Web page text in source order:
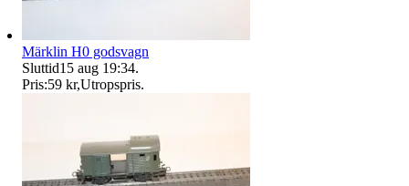
Märklin H0 godsvagn
Sluttid15 aug 19:34.
Pris:59 kr,Utropspris.